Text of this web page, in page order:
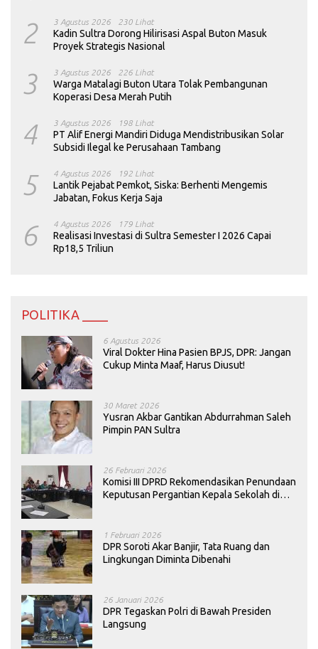
2 3 Agustus 2026 230 Lihat
Kadin Sultra Dorong Hilirisasi Aspal Buton Masuk
Proyek Strategis Nasional
3 3 Agustus 2026 226 Lihat
Warga Matalagi Buton Utara Tolak Pembangunan
Koperasi Desa Merah Putih
4 3 Agustus 2026 198 Lihat
PT Alif Energi Mandiri Diduga Mendistribusikan Solar
Subsidi Ilegal ke Perusahaan Tambang
5 4 Agustus 2026 192 Lihat
Lantik Pejabat Pemkot, Siska: Berhenti Mengemis
Jabatan, Fokus Kerja Saja
6 4 Agustus 2026 179 Lihat
Realisasi Investasi di Sultra Semester I 2026 Capai
Rp18,5 Triliun
POLITIKA ____
6 Agustus 2026
Viral Dokter Hina Pasien BPJS, DPR: Jangan
Cukup Minta Maaf, Harus Diusut!
30 Maret 2026
Yusran Akbar Gantikan Abdurrahman Saleh
Pimpin PAN Sultra
26 Februari 2026
Komisi III DPRD Rekomendasikan Penundaan
Keputusan Pergantian Kepala Sekolah di
1 Februari 2026
DPR Soroti Akar Banjir, Tata Ruang dan
Lingkungan Diminta Dibenahi
26 Januari 2026
DPR Tegaskan Polri di Bawah Presiden
Langsung